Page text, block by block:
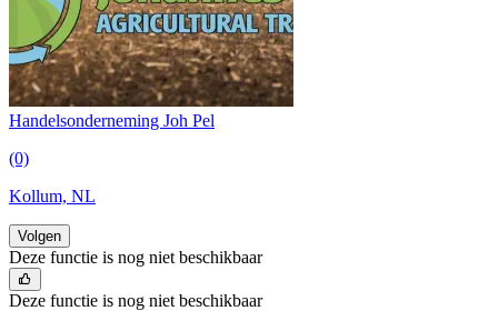
Handelsonderneming Joh Pel
(0)
Kollum, NL
Volgen
Deze functie is nog niet beschikbaar
Deze functie is nog niet beschikbaar